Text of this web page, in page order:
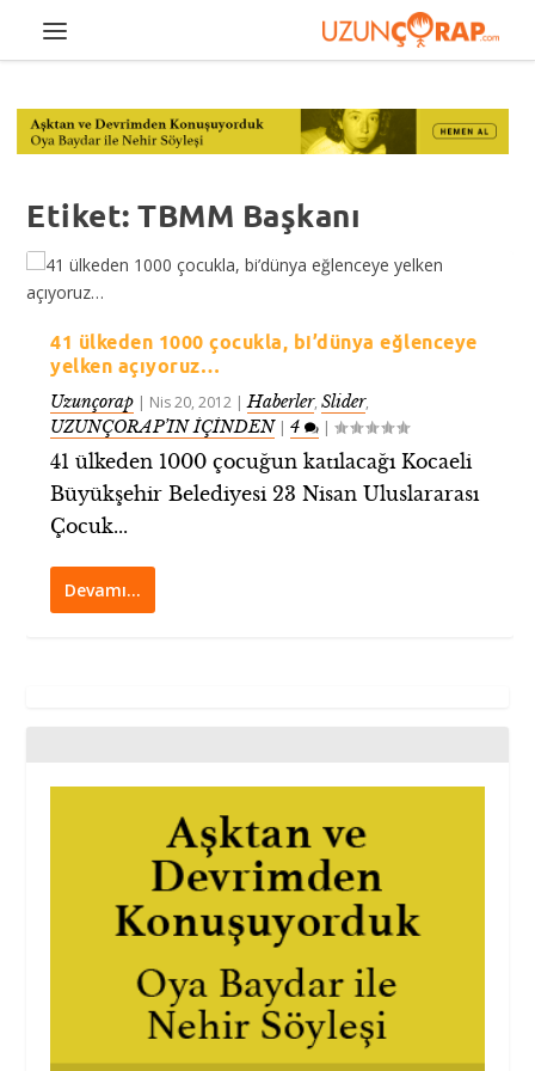
Etiket:TBMM Başkanı
41 ülkeden 1000 çocukla, bi’dünya eğlenceye
yelken açıyoruz…
Uzunçorap | Nis 20, 2012 |Haberler,Slider,
UZUNÇORAP’IN İÇİNDEN|4 |
41 ülkeden 1000 çocuğun katılacağı Kocaeli
Büyükşehir Belediyesi 23 Nisan Uluslararası
Çocuk...
Devamı…